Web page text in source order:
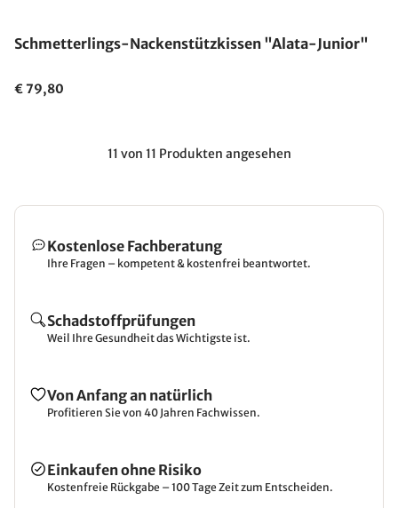
Schmetterlings-Nackenstützkissen "Alata-Junior"
€ 79,80
11 von 11 Produkten angesehen
Kostenlose Fachberatung
Ihre Fragen – kompetent & kostenfrei beantwortet.
Schadstoffprüfungen
Weil Ihre Gesundheit das Wichtigste ist.
Von Anfang an natürlich
Profitieren Sie von 40 Jahren Fachwissen.
Einkaufen ohne Risiko
Kostenfreie Rückgabe – 100 Tage Zeit zum Entscheiden.